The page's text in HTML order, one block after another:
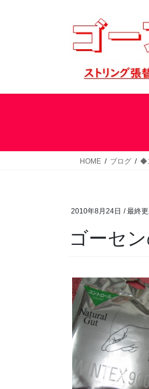
ス
ン
HOME ブログ ◆
2010年8月24日 / 最終
ゴーセ